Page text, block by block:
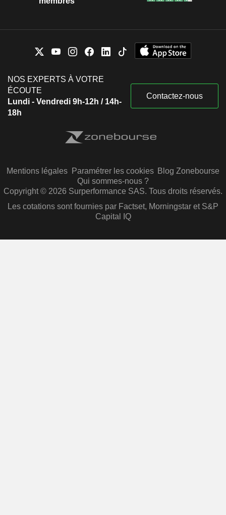
NOS EXPERTS À VOTRE
ÉCOUTE
Lundi - Vendredi 9h-12h / 14h-
18h
Contactez-nous
Mentions légales Paramétrer les cookies Blog Zonebourse
Qui sommes-nous ?
Copyright © 2026 Surperformance SAS. Tous droits réservés.
Les cotations sont fournies par Factset, Morningstar et S&P
Capital IQ